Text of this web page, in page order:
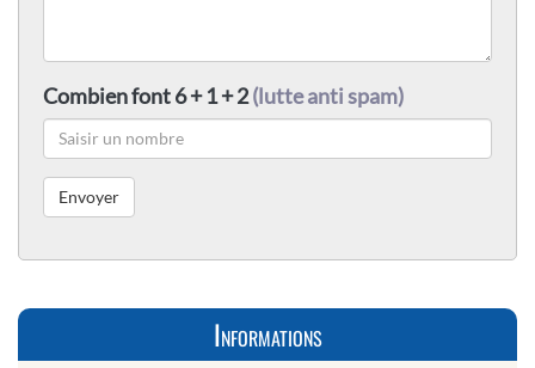
Combien font 6 + 1 + 2(lutte anti spam)
Informations